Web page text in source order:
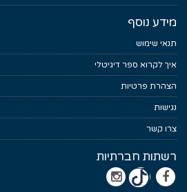
מידע נוסף
תנאי שימוש
איך לקרוא ספר דיגיטלי
הצהרת פרטיות
נגישות
צרו קשר
רשתות חברתיות